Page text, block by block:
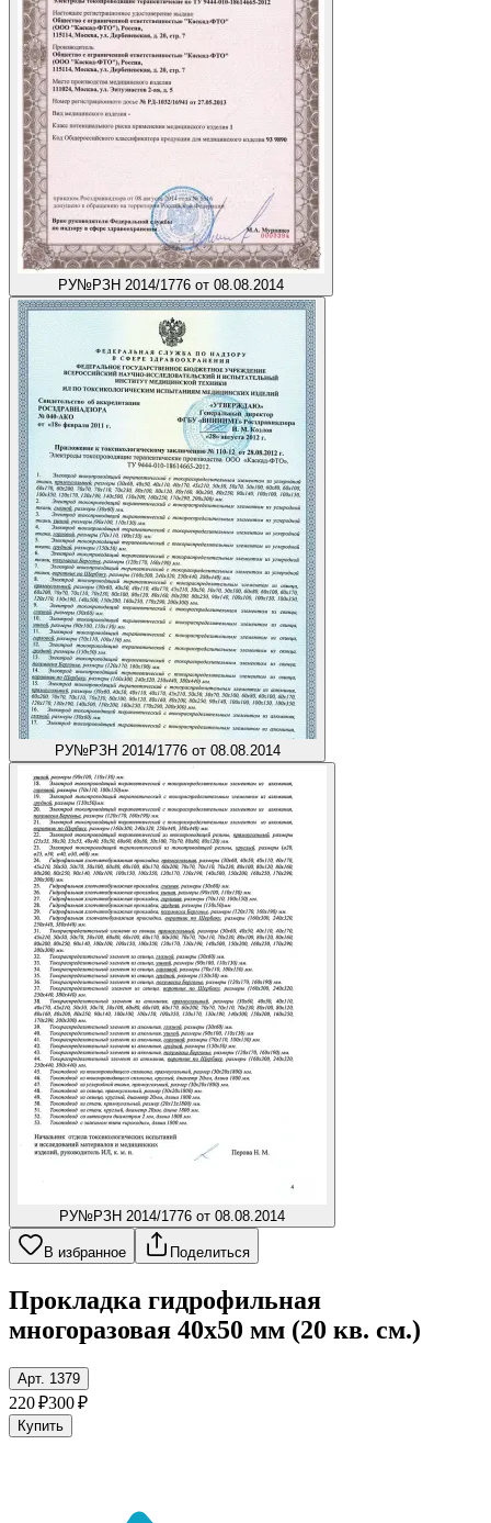
РУ№РЗН 2014/1776 от 08.08.2014
РУ№РЗН 2014/1776 от 08.08.2014
РУ№РЗН 2014/1776 от 08.08.2014
В избранное Поделиться
Прокладка гидрофильная
многоразовая 40x50 мм (20 кв. см.)
Арт. 1379
220 ₽300 ₽
Купить